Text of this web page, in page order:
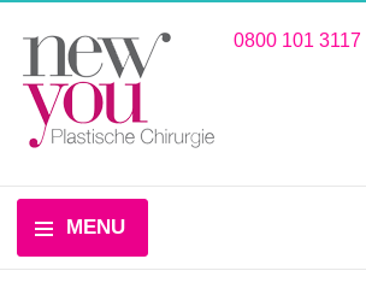
0800 101 3117
MENU